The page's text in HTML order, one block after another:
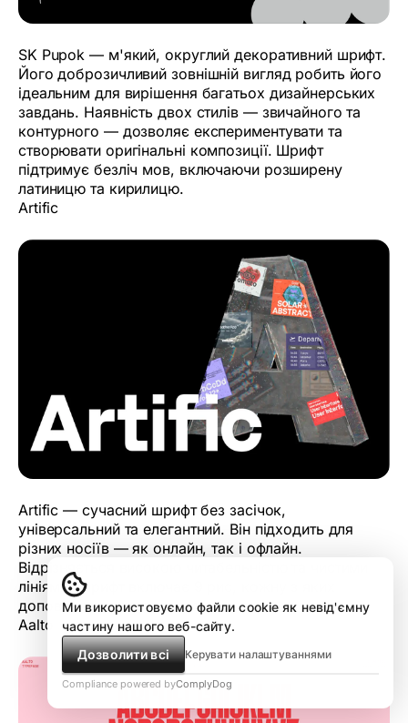
SK Pupok — м'який, округлий декоративний шрифт.
Його доброзичливий зовнішній вигляд робить його
ідеальним для вирішення багатьох дизайнерських
завдань. Наявність двох стилів — звичайного та
контурного — дозволяє експериментувати та
створювати оригінальні композиції. Шрифт
підтримує безліч мов, включаючи розширену
латиницю та кирилицю.
Artific
Artific — сучасний шрифт без засічок,
універсальний та елегантний. Він підходить для
різних носіїв — як онлайн, так і офлайн.
Відрізняється високою читабельністю та чистими
лініями. Шрифт включає 9 рис, кожну з яких
доповнено похилою версією.
Aalto
Ми використовуємо файли cookie як невід'ємну
частину нашого веб-сайту.
Дозволити всі
Керувати налаштуваннями
Compliance powered byComplyDog